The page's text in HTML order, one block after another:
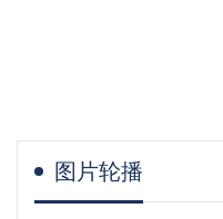
图片轮播